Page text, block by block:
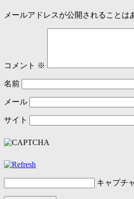
メールアドレスが公開されることは
コメント ※
名前
メール
サイト
キャプチ